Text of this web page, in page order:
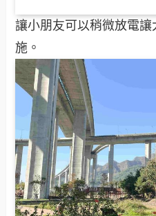
讓小朋友可以稍微放電
施。